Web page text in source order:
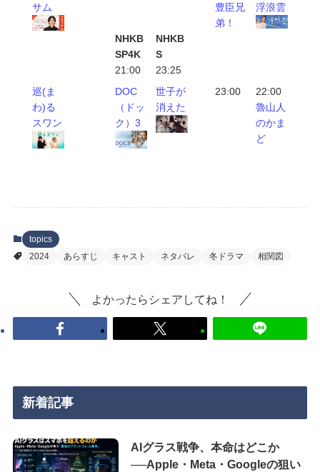
サム
NHKB
SP4K
21:00
NHKB
S
23:25
豊臣兄
弟！
浮浪雲
巡(ま
わ)る
スワン
DOC
（ドッ
ク）3
世子が
消えた
23:00
22:00
魯山人
のかま
ど
topics
2024
あらすじ キャスト ネタバレ 冬ドラマ 相関図
よかったらシェアしてね！
新着記事
AIグラス戦争、本命はどこか
──Apple・Meta・Googleの狙い